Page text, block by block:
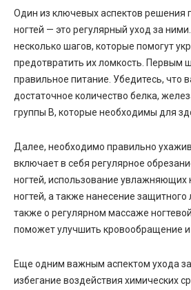
Один из ключевых аспектов решения
ногтей — это регулярный уход за
несколько шагов, которые помогут
предотвратить их ломкость. Первым
правильное питание. Убедитесь, что
достаточное количество белка,
группы В, которые необходимы для
Далее, необходимо правильно
включает в себя регулярное
ногтей, использование увлажняющих
ногтей, а также нанесение защитного
также о регулярном массаже
поможет улучшить кровообращение и
Еще одним важным аспектом ухода за
избегание воздействия химических